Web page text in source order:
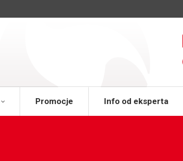
Promocje Info od eksperta